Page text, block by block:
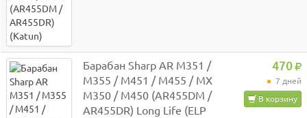
Барабан Sharp AR M351 /
M355 / M451 / M455 / MX
M350 / M450 (AR455DM /
AR455DR) Long Life (ELP
470
7 дней
В корзину